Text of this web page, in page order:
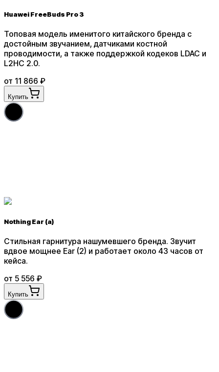
Huawei FreeBuds Pro 3
Топовая модель именитого китайского бренда с
достойным звучанием, датчиками костной
проводимости, а также поддержкой кодеков LDAC и
L2HC 2.0.
от 11 866 ₽
Купить
Nothing Ear (a)
Стильная гарнитура нашумевшего бренда. Звучит
вдвое мощнее Ear (2) и работает около 43 часов от
кейса.
от 5 556 ₽
Купить